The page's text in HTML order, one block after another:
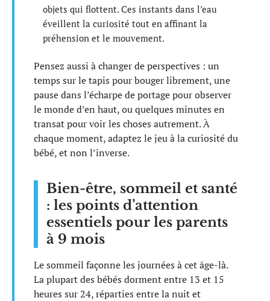
objets qui flottent. Ces instants dans l’eau
éveillent la curiosité tout en affinant la
préhension et le mouvement.
Pensez aussi à changer de perspectives : un
temps sur le tapis pour bouger librement, une
pause dans l’écharpe de portage pour observer
le monde d’en haut, ou quelques minutes en
transat pour voir les choses autrement. À
chaque moment, adaptez le jeu à la curiosité du
bébé, et non l’inverse.
Bien-être, sommeil et santé
: les points d’attention
essentiels pour les parents
à 9 mois
Le sommeil façonne les journées à cet âge-là.
La plupart des bébés dorment entre 13 et 15
heures sur 24, réparties entre la nuit et